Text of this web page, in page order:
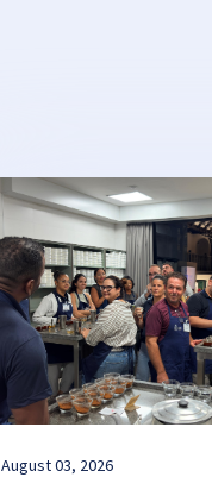
August 03, 2026